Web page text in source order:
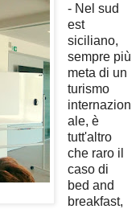
- Nel sud
est
siciliano,
sempre più
meta di un
turismo
internazion
ale, è
tutt'altro
che raro il
caso di
bed and
breakfast,